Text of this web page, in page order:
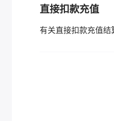
直接扣款充值
有关直接扣款充值结